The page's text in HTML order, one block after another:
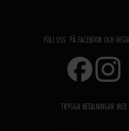
FÖLJ OSS PÅ FACEBOOK OCH
TRYGGA BETALNINGAR MED